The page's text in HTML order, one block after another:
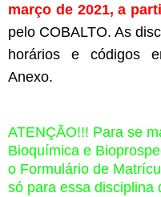
março de 2021, a
pelo COBALTO. As
horários e códigos
Anexo.
ATENÇÃO!!! Para se
Bioquímica e
o Formulário de
só para essa disciplina